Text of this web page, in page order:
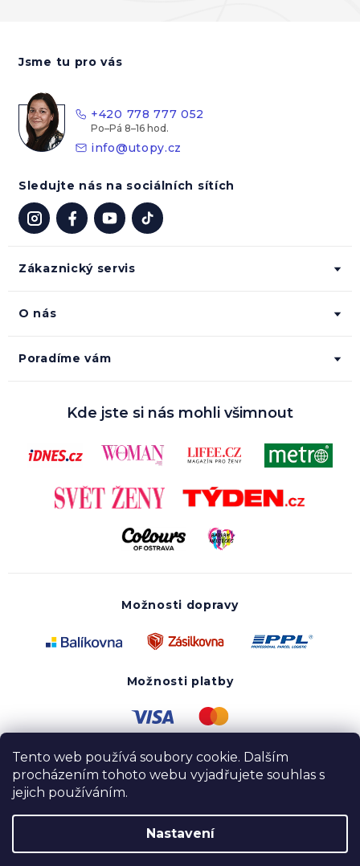
Tento web používá soubory cookie. Dalším
procházením tohoto webu vyjadřujete souhlas s
jejich používáním.
Nastavení
Zákaznický servis
O nás
Poradíme vám
Jsme tu pro vás
+420 778 777 052
info@utopy.cz
Sledujte nás na sociálních sítích
Kde jste si nás mohli všimnout
Možnosti dopravy
Možnosti platby
Copyright 2020 - 2026 UTOPY wear. Všechna práva